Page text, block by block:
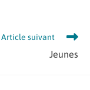
Article suivant
Jeunes